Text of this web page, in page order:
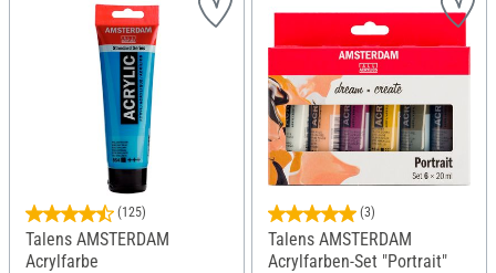
(125)
Talens AMSTERDAM
Acrylfarbe
(3)
Talens AMSTERDAM
Acrylfarben-Set "Portrait"